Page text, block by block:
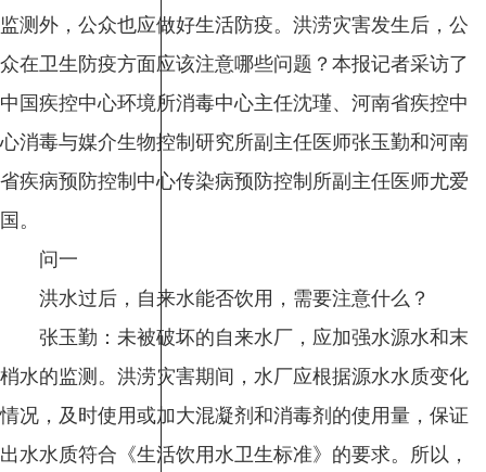
监测外，公众也应做好生活防疫。洪涝灾害发生后，公
众在卫生防疫方面应该注意哪些问题？本报记者采访了
中国疾控中心环境所消毒中心主任沈瑾、河南省疾控中
心消毒与媒介生物控制研究所副主任医师张玉勤和河南
省疾病预防控制中心传染病预防控制所副主任医师尤爱
国。
问一
洪水过后，自来水能否饮用，需要注意什么？
张玉勤：未被破坏的自来水厂，应加强水源水和末
梢水的监测。洪涝灾害期间，水厂应根据源水水质变化
情况，及时使用或加大混凝剂和消毒剂的使用量，保证
出水水质符合《生活饮用水卫生标准》的要求。所以，